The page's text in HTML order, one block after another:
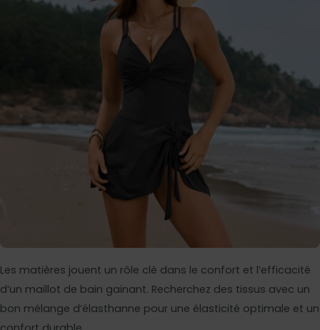
Les matières jouent un rôle clé dans le confort et l’efficacité
d’un maillot de bain gainant. Recherchez des tissus avec un
bon mélange d’élasthanne pour une élasticité optimale et un